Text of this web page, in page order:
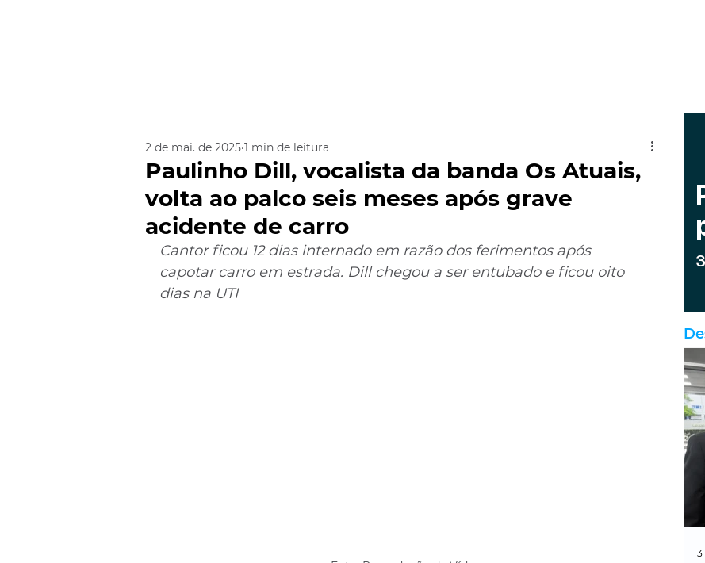
Paulinho Dill, vocalista da banda Os Atuais,
volta ao palco seis meses após grave
acidente de carro
2 de mai. de 2025 1 min de leitura
Cantor ficou 12 dias internado em razão dos ferimentos após
capotar carro em estrada. Dill chegou a ser entubado e ficou oito
dias na UTI
3